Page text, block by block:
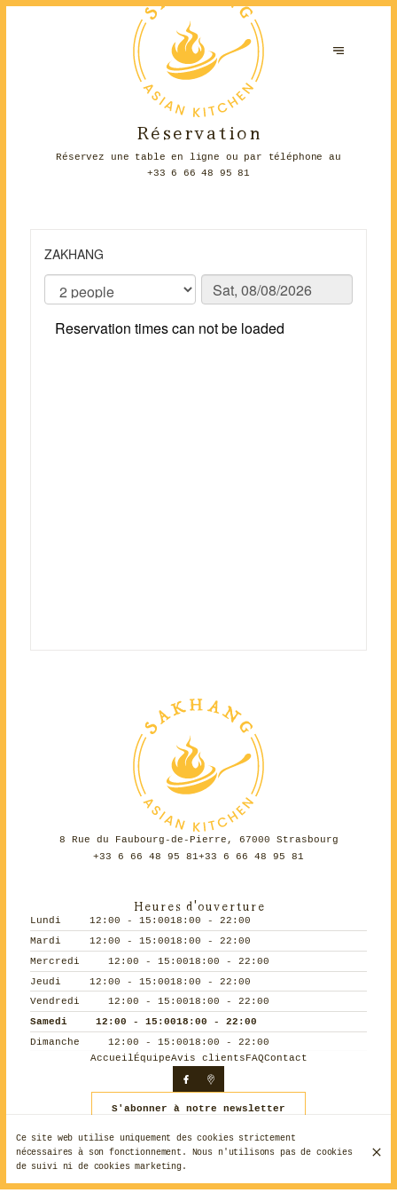
Réservation
Réservez une table en ligne ou par téléphone au
+33 6 66 48 95 81
8 Rue du Faubourg-de-Pierre, 67000 Strasbourg
+33 6 66 48 95 81+33 6 66 48 95 81
Heures d'ouverture
Lundi 12:00 - 15:0018:00 - 22:00
Mardi
12:00 - 15:0018:00 - 22:00
Mercredi
12:00 - 15:0018:00 - 22:00
Jeudi
12:00 - 15:0018:00 - 22:00
Vendredi
12:00 - 15:0018:00 - 22:00
Samedi
12:00 - 15:0018:00 - 22:00
Dimanche
12:00 - 15:0018:00 - 22:00
Accueil ÉquipeAvis clients FAQContact
S'abonner à notre newsletter
Protection des données
Créé par CentralAppConnexion
Ce site web utilise uniquement des cookies strictement
nécessaires à son fonctionnement. Nous n'utilisons pas de cookies
de suivi ni de cookies marketing.